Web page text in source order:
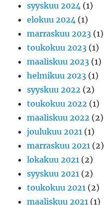
syyskuu 2024 (1)
elokuu 2024 (1)
marraskuu 2023 (1)
toukokuu 2023 (1)
maaliskuu 2023 (1)
helmikuu 2023 (1)
syyskuu 2022 (2)
toukokuu 2022 (1)
maaliskuu 2022 (2)
joulukuu 2021 (1)
marraskuu 2021 (2)
lokakuu 2021 (2)
syyskuu 2021 (2)
toukokuu 2021 (2)
maaliskuu 2021 (1)